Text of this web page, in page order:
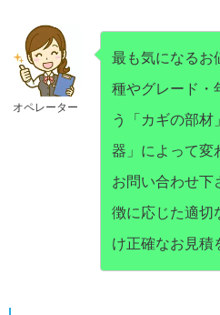
オペレーター
最も気になるお
種やグレード・
う「カギの部
器」によって変
お問い合わせ下
徴に応じた適切
け正確なお見積